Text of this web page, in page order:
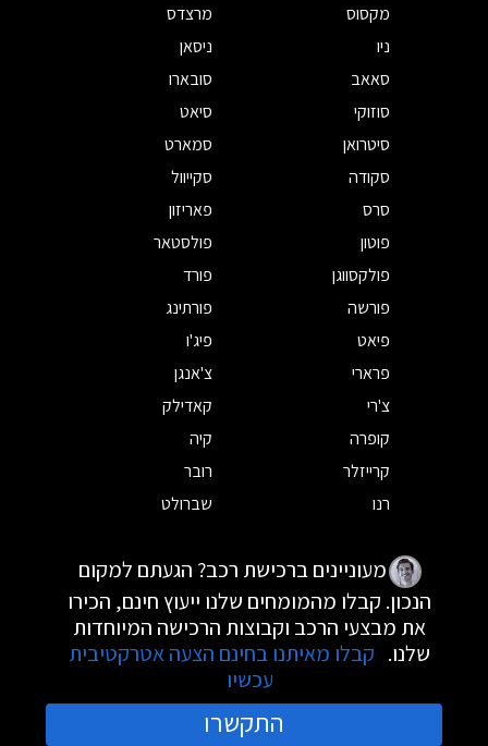
מקסוס
מרצדס
ניו
ניסאן
סאאב
סובארו
סוזוקי
סיאט
סיטרואן
סמארט
סקודה
סקייוול
סרס
פאריזון
פוטון
פולסטאר
פולקסווגן
פורד
פורשה
פורתינג
פיאט
פיג'ו
פרארי
צ'אנגן
צ'רי
קאדילק
קופרה
קיה
קרייזלר
רובר
רנו
שברולט
מעוניינים ברכישת רכב? הגעתם למקום
הנכון. קבלו מהמומחים שלנו ייעוץ חינם, הכירו
את מבצעי הרכב וקבוצות הרכישה המיוחדות
שלנו. קבלו מאיתנו בחינם הצעה אטרקטיבית
עכשיו
התקשרו